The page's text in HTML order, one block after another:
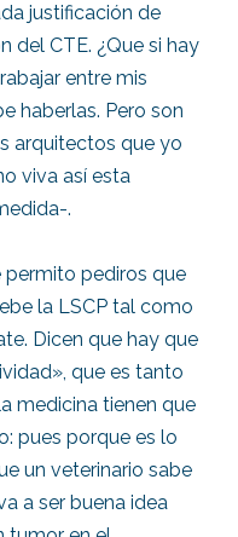
justificación de
del CTE. ¿Que si hay
entre mis
haberlas. Pero son
arquitectos que yo
viva así esta
.
permito pediros que
la LSCP tal como
Dicen que hay que
que es tanto
medicina tienen que
pues porque es lo
un veterinario sabe
a ser buena idea